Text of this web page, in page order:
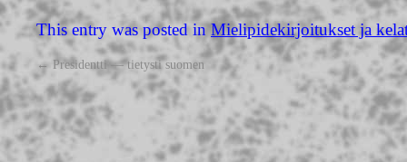
This entry was posted inMielipidekirjoitukset ja
← Presidentti — tietysti suomen